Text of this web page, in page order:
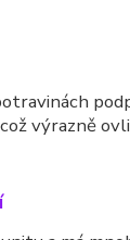
výrazně